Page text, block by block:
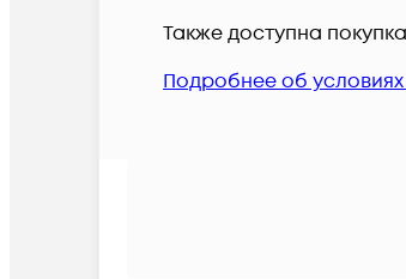
Также доступна
Подробнее об